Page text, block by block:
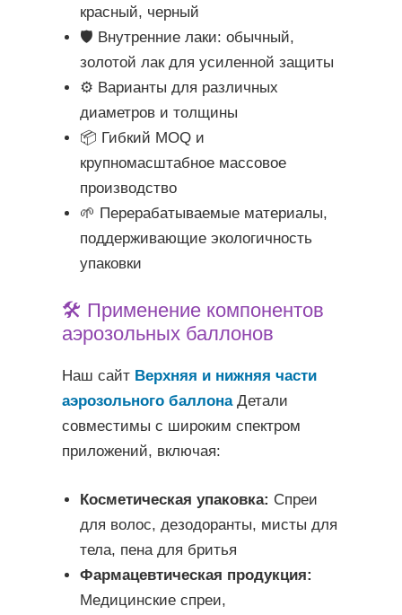
красный, черный
🛡️ Внутренние лаки: обычный,
золотой лак для усиленной защиты
⚙️ Варианты для различных
диаметров и толщины
📦 Гибкий MOQ и
крупномасштабное массовое
производство
🌱 Перерабатываемые материалы,
поддерживающие экологичность
упаковки
🛠️ Применение компонентов
аэрозольных баллонов
Наш сайт Верхняя и нижняя части
аэрозольного баллонаДетали
совместимы с широким спектром
приложений, включая:
Косметическая упаковка: Спреи
для волос, дезодоранты, мисты для
тела, пена для бритья
Фармацевтическая продукция:
Медицинские спреи,